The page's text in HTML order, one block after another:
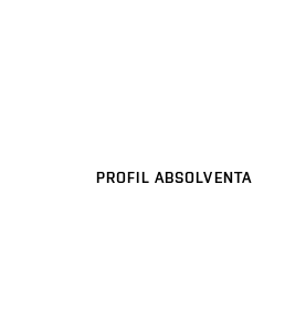
PROFIL ABSOLVENTA